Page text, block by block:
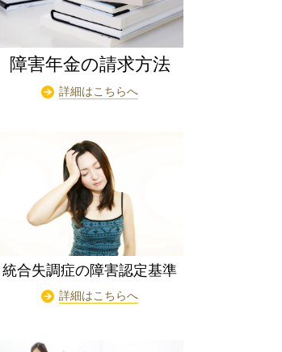
障害年金の請求方法
詳細はこちらへ
統合失調症の障害認定基準
詳細はこちらへ